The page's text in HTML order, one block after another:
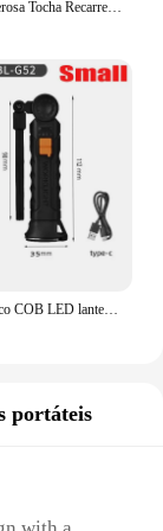
P70 Super Poderosa Tocha Recarregável, Luz de Inundação com Luz Lateral, Camping ao ar livre, Pesca, Caça, Escalada, Adventure Eme
Portátil magnético COB LED lanterna, lanterna dobrável com gancho, USB recarregável, luz de trabalho, reparo de emergência, camping
portáteis